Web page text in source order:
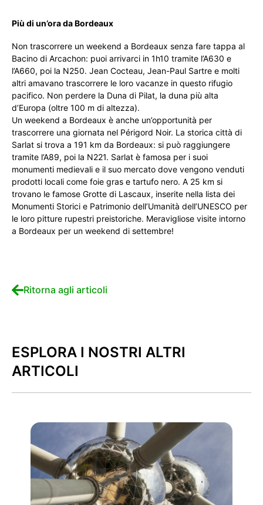
Più di un’ora da Bordeaux
Non trascorrere un weekend a Bordeaux senza fare tappa al
Bacino di Arcachon: puoi arrivarci in 1h10 tramite l’A630 e
l’A660, poi la N250. Jean Cocteau, Jean-Paul Sartre e molti
altri amavano trascorrere le loro vacanze in questo rifugio
pacifico. Non perdere la Duna di Pilat, la duna più alta
d’Europa (oltre 100 m di altezza).
Un weekend a Bordeaux è anche un’opportunità per
trascorrere una giornata nel Périgord Noir. La storica città di
Sarlat si trova a 191 km da Bordeaux: si può raggiungere
tramite l’A89, poi la N221. Sarlat è famosa per i suoi
monumenti medievali e il suo mercato dove vengono venduti
prodotti locali come foie gras e tartufo nero. A 25 km si
trovano le famose Grotte di Lascaux, inserite nella lista dei
Monumenti Storici e Patrimonio dell’Umanità dell’UNESCO per
le loro pitture rupestri preistoriche. Meravigliose visite intorno
a Bordeaux per un weekend di settembre!
Ritorna agli articoli
ESPLORA I NOSTRI ALTRI
ARTICOLI